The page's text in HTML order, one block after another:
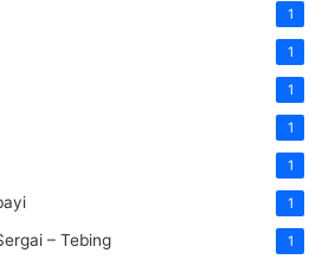
1
1
1
1
1
1
– Tebing 1